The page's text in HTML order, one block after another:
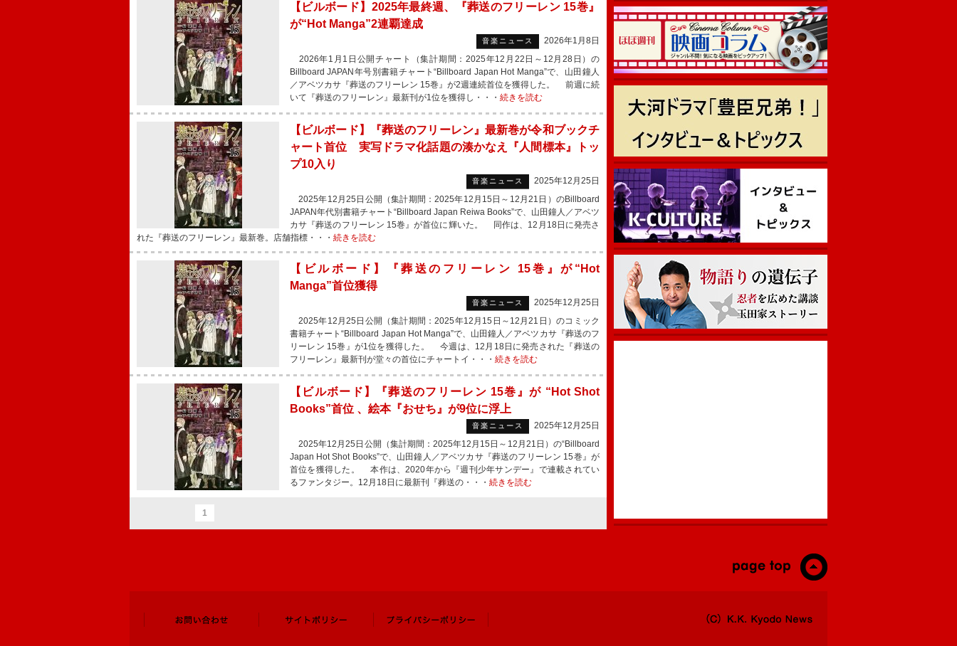
【ビルボード】2025年最終週、『葬送のフリーレン 15巻』
が“Hot Manga”2連覇達成
音楽ニュース
2026年1月8日
2026年1月1日公開チャート（集計期間：2025年12月22日～12月28日）の
Billboard JAPAN年号別書籍チャート“Billboard Japan Hot Manga”で、山田鐘人
／アベツカサ『葬送のフリーレン 15巻』が2週連続首位を獲得した。 前週に続
いて『葬送のフリーレン』最新刊が1位を獲得し・・・ 続きを読む
【ビルボード】『葬送のフリーレン』最新巻が令和ブックチ
ャート首位 実写ドラマ化話題の湊かなえ『人間標本』トッ
プ10入り
音楽ニュース
2025年12月25日
2025年12月25日公開（集計期間：2025年12月15日～12月21日）のBillboard
JAPAN年代別書籍チャート“Billboard Japan Reiwa Books”で、山田鐘人／アベツ
カサ『葬送のフリーレン 15巻』が首位に輝いた。 同作は、12月18日に発売さ
れた『葬送のフリーレン』最新巻。店舗指標・・・ 続きを読む
【ビルボード】『葬送のフリーレン 15巻』が“Hot
Manga”首位獲得
音楽ニュース
2025年12月25日
2025年12月25日公開（集計期間：2025年12月15日～12月21日）のコミック
書籍チャート“Billboard Japan Hot Manga”で、山田鐘人／アベツカサ『葬送のフ
リーレン 15巻』が1位を獲得した。 今週は、12月18日に発売された『葬送の
フリーレン』最新刊が堂々の首位にチャートイ・・・ 続きを読む
【ビルボード】『葬送のフリーレン 15巻』が “Hot Shot
Books”首位 、絵本『おせち』が9位に浮上
音楽ニュース
2025年12月25日
2025年12月25日公開（集計期間：2025年12月15日～12月21日）の“Billboard
Japan Hot Shot Books”で、山田鐘人／アベツカサ『葬送のフリーレン 15巻』が
首位を獲得した。 本作は、2020年から『週刊少年サンデー』で連載されてい
るファンタジー。12月18日に最新刊『葬送の・・・ 続きを読む
1